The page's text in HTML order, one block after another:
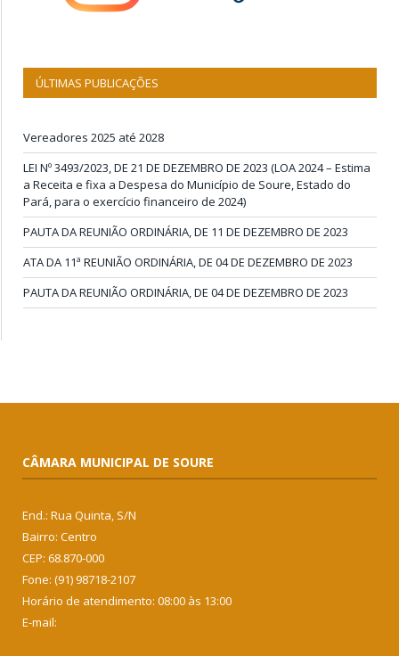
ÚLTIMAS PUBLICAÇÕES
Vereadores 2025 até 2028
LEI Nº 3493/2023, DE 21 DE DEZEMBRO DE 2023 (LOA 2024 – Estima
a Receita e fixa a Despesa do Município de Soure, Estado do
Pará, para o exercício financeiro de 2024)
PAUTA DA REUNIÃO ORDINÁRIA, DE 11 DE DEZEMBRO DE 2023
ATA DA 11ª REUNIÃO ORDINÁRIA, DE 04 DE DEZEMBRO DE 2023
PAUTA DA REUNIÃO ORDINÁRIA, DE 04 DE DEZEMBRO DE 2023
CÂMARA MUNICIPAL DE SOURE
End.: Rua Quinta, S/N
Bairro: Centro
CEP: 68.870-000
Fone: (91) 98718-2107
Horário de atendimento: 08:00 às 13:00
E-mail: